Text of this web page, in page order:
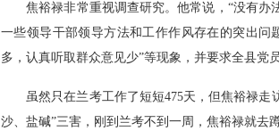
焦裕禄非常重视调查研究。他常说，“没有办
一些领导干部领导方法和工作作风存在的突出问
多，认真听取群众意见少”等现象，并要求全县党
虽然只在兰考工作了短短475天，但焦裕禄走
沙、盐碱”三害，刚到兰考不到一周，焦裕禄就去